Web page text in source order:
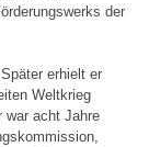
der
erhielt er
Weltkrieg
war acht Jahre